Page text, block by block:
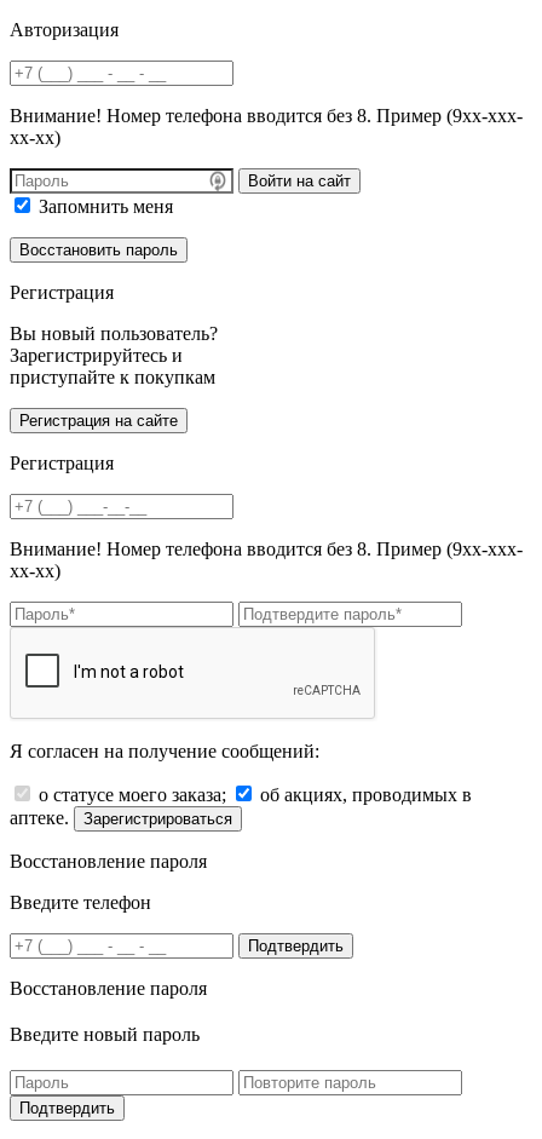
Авторизация
Внимание! Номер телефона вводится без 8. Пример (9хх-ххх-
хх-хх)
Войти на сайт
Запомнить меня
Регистрация
Вы новый пользователь?
Зарегистрируйтесь и
приступайте к покупкам
Регистрация
Внимание! Номер телефона вводится без 8. Пример (9хх-ххх-
хх-хх)
Я согласен на получение сообщений:
о статусе моего заказа;
об акциях, проводимых в
аптеке.
Зарегистрироваться
Восстановление пароля
Введите телефон
Подтвердить
Восстановление пароля
Введите новый пароль